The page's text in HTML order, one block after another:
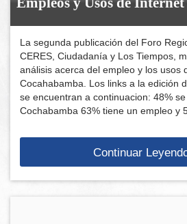
La segunda publicación del Foro
CERES, Ciudadanía y Los Tiempos,
análisis acerca del empleo y los usos
Cocahabamba. Los links a la edición
se encuentran a continuacion: 48%
Cochabamba 63% tiene un empleo y
Continuar